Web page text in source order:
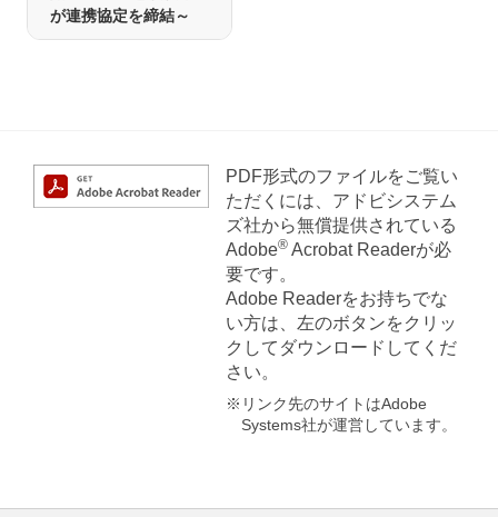
が連携協定を締結～
PDF形式のファイルをご覧い
ただくには、アドビシステム
ズ社から無償提供されている
Adobe®Acrobat Readerが必
要です。
Adobe Readerをお持ちでな
い方は、左のボタンをクリッ
クしてダウンロードしてくだ
さい。
※リンク先のサイトはAdobe
Systems社が運営しています。